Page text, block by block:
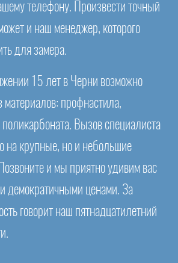
телефону. Произвести точный
и наш менеджер, которого
для замера.
15 лет в Черни возможно
материалов: профнастила,
Вызов специалиста
на крупные, но и небольшие
и мы приятно удивим вас
демократичными ценами. За
говорит наш пятнадцатилетний